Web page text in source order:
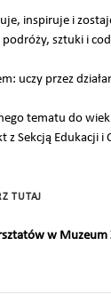
inspiruje i
sztuki i
uczy przez
tematu do
z Sekcją Edukacji
TUTAJ
w Muzeum